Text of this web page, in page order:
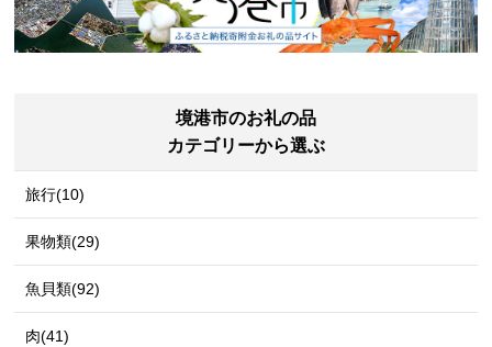
境港市のお礼の品
カテゴリーから選ぶ
旅行(10)
果物類(29)
魚貝類(92)
肉(41)